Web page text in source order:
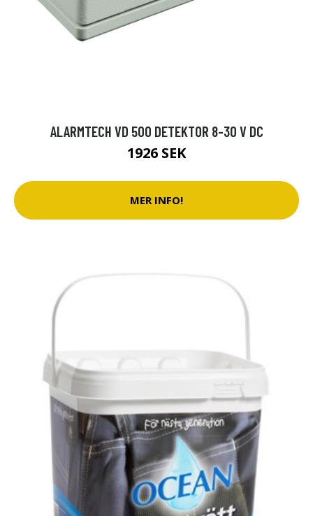
ALARMTECH VD 500 DETEKTOR 8-30 V DC
1926 SEK
MER INFO!